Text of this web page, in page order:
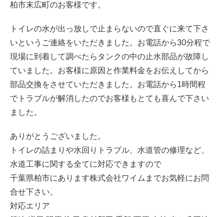
柏市末広町のお客様です。
トイレの水が出っ放しで止まらないので直ぐに来て下さ
いというご連絡をいただきました。お電話から30分程で
現場に到着して調べたらタンクの中の止水部品が故障し
ていました。お客様に原因と作業料金をお伝えしてから
部品交換をさせていただきました。お電話から1時間程
でトラブルが解消したのでお客様もとても喜んで下さい
ました。
ありがとうございました。
トイレの詰まりや水回りトラブル、水道管の修理など、
水道工事に関する全てに対応できますので
千葉県柏市にあります株式会社ワイムまでお気軽にお問
合せ下さい。
対応エリア